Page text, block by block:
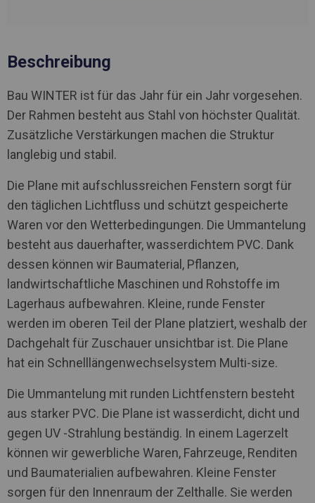
Beschreibung
Bau WINTER ist für das Jahr für ein Jahr vorgesehen.
Der Rahmen besteht aus Stahl von höchster Qualität.
Zusätzliche Verstärkungen machen die Struktur
langlebig und stabil.
Die Plane mit aufschlussreichen Fenstern sorgt für
den täglichen Lichtfluss und schützt gespeicherte
Waren vor den Wetterbedingungen. Die Ummantelung
besteht aus dauerhafter, wasserdichtem PVC. Dank
dessen können wir Baumaterial, Pflanzen,
landwirtschaftliche Maschinen und Rohstoffe im
Lagerhaus aufbewahren. Kleine, runde Fenster
werden im oberen Teil der Plane platziert, weshalb der
Dachgehalt für Zuschauer unsichtbar ist. Die Plane
hat ein Schnelllängenwechselsystem Multi-size.
Die Ummantelung mit runden Lichtfenstern besteht
aus starker PVC. Die Plane ist wasserdicht, dicht und
gegen UV -Strahlung beständig. In einem Lagerzelt
können wir gewerbliche Waren, Fahrzeuge, Renditen
und Baumaterialien aufbewahren. Kleine Fenster
sorgen für den Innenraum der Zelthalle. Sie werden